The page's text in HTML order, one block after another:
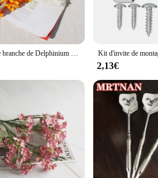
Longue branche de Delphinium avec feuilles, fleurs artificielles en soie pour la maison, décorations de mariage d'automne, haute qualité
2,13€